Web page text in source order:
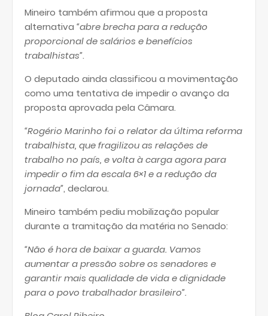
Mineiro também afirmou que a proposta
alternativa “abre brecha para a redução
proporcional de salários e benefícios
trabalhistas”.
O deputado ainda classificou a movimentação
como uma tentativa de impedir o avanço da
proposta aprovada pela Câmara.
“Rogério Marinho foi o relator da última reforma
trabalhista, que fragilizou as relações de
trabalho no país, e volta à carga agora para
impedir o fim da escala 6×1 e a redução da
jornada”, declarou.
Mineiro também pediu mobilização popular
durante a tramitação da matéria no Senado:
“Não é hora de baixar a guarda. Vamos
aumentar a pressão sobre os senadores e
garantir mais qualidade de vida e dignidade
para o povo trabalhador brasileiro”.